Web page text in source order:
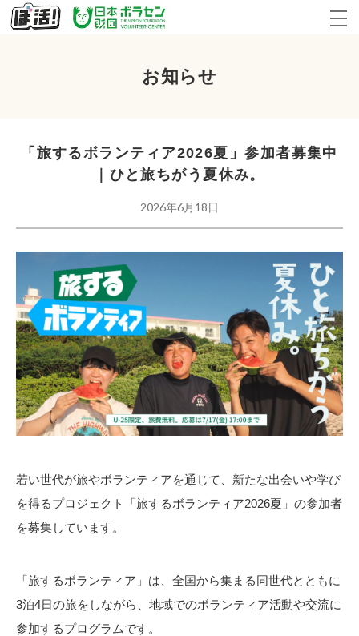
お知らせ
「旅するボランティア2026夏」参加者募集中
｜ひと旅ちがう夏休み。
2026年6月18日
若い世代が旅やボランティアを通じて、新たな出会いや学び
を得るプロジェクト「旅するボランティア2026夏」の参加者
を募集しています。
「旅するボランティア」は、全国から集まる同世代とともに
3泊4日の旅をしながら、地域でのボランティア活動や交流に
参加するプログラムです。